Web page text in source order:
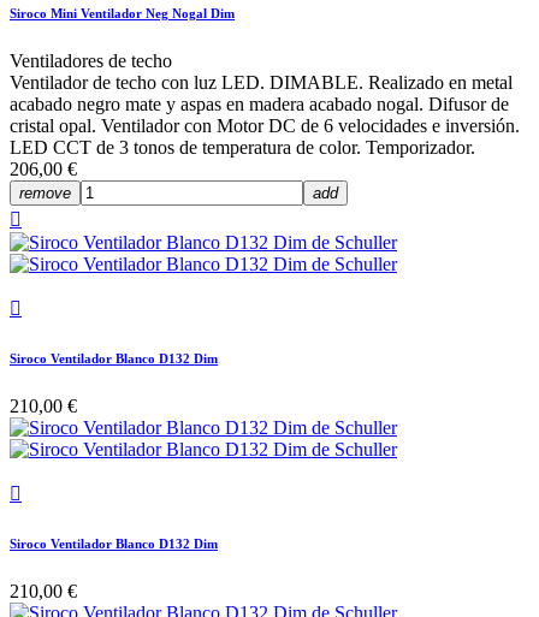
Siroco Mini Ventilador Neg Nogal Dim
Ventiladores de techo
Ventilador de techo con luz LED. DIMABLE. Realizado en metal
acabado negro mate y aspas en madera acabado nogal. Difusor de
cristal opal. Ventilador con Motor DC de 6 velocidades e inversión.
LED CCT de 3 tonos de temperatura de color. Temporizador.
206,00 €
remove add


Siroco Ventilador Blanco D132 Dim
210,00 €

Siroco Ventilador Blanco D132 Dim
210,00 €